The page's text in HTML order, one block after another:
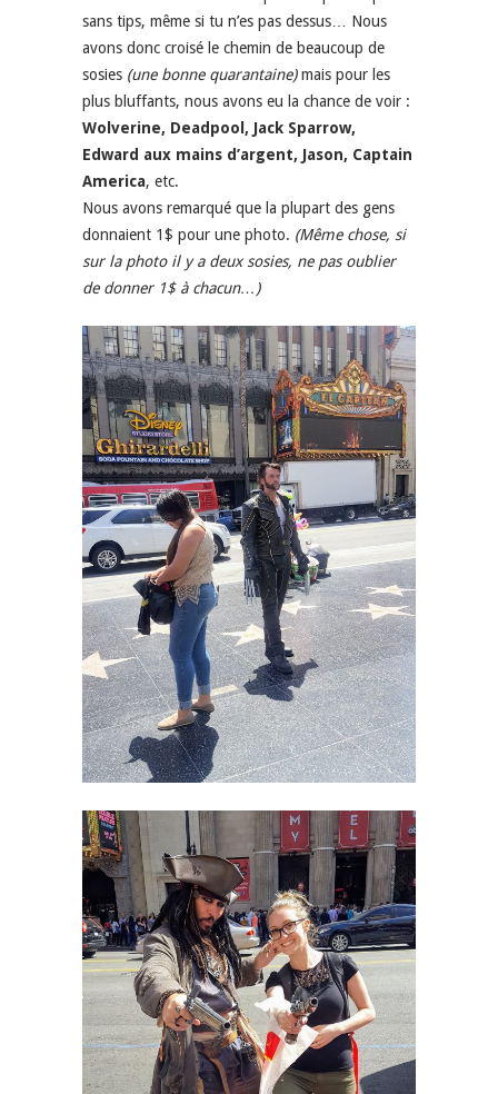
sans tips, même si tu n’es pas dessus… Nous
avons donc croisé le chemin de beaucoup de
sosies (une bonne quarantaine)mais pour les
plus bluffants, nous avons eu la chance de voir :
Wolverine, Deadpool, Jack Sparrow,
Edward aux mains d’argent, Jason, Captain
America, etc.
Nous avons remarqué que la plupart des gens
donnaient 1$ pour une photo. (Même chose, si
sur la photo il y a deux sosies, ne pas oublier
de donner 1$ à chacun…)